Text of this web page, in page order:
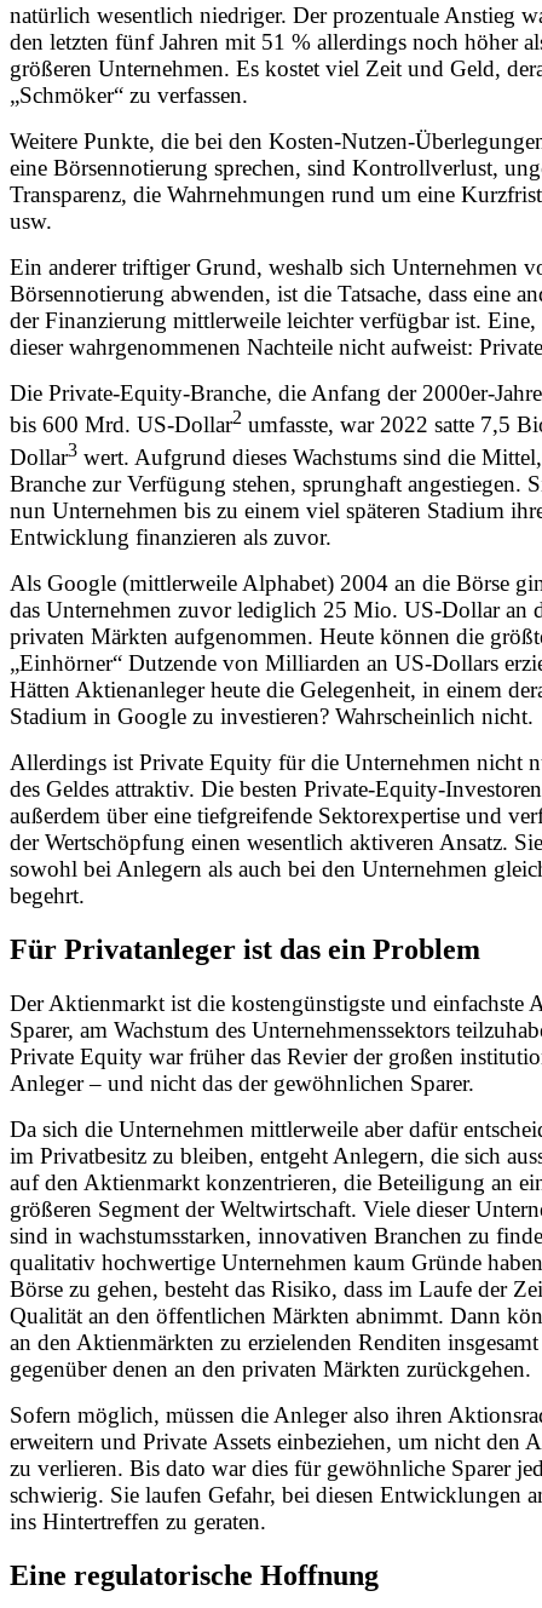
natürlich wesentlich niedriger. Der prozentuale Anstieg
den letzten fünf Jahren mit 51 % allerdings noch höher
größeren Unternehmen. Es kostet viel Zeit und Geld,
„Schmöker“ zu verfassen.
Weitere Punkte, die bei den Kosten-Nutzen-
eine Börsennotierung sprechen, sind Kontrollverlust,
Transparenz, die Wahrnehmungen rund um eine
usw.
Ein anderer triftiger Grund, weshalb sich Unternehmen
Börsennotierung abwenden, ist die Tatsache, dass eine
der Finanzierung mittlerweile leichter verfügbar ist. Eine,
dieser wahrgenommenen Nachteile nicht aufweist:
Die Private-Equity-Branche, die Anfang der 2000er-
bis 600 Mrd. US-Dollar2 umfasste, war 2022 satte 7,5
Dollar3 wert. Aufgrund dieses Wachstums sind die
Branche zur Verfügung stehen, sprunghaft angestiegen.
nun Unternehmen bis zu einem viel späteren Stadium
Entwicklung finanzieren als zuvor.
Als Google (mittlerweile Alphabet) 2004 an die Börse
das Unternehmen zuvor lediglich 25 Mio. US-Dollar an
privaten Märkten aufgenommen. Heute können die
„Einhörner“ Dutzende von Milliarden an US-Dollars
Hätten Aktienanleger heute die Gelegenheit, in einem
Stadium in Google zu investieren? Wahrscheinlich nicht.
Allerdings ist Private Equity für die Unternehmen nicht
des Geldes attraktiv. Die besten Private-Equity-
außerdem über eine tiefgreifende Sektorexpertise und
der Wertschöpfung einen wesentlich aktiveren Ansatz.
sowohl bei Anlegern als auch bei den Unternehmen
begehrt.
Für Privatanleger ist das ein Problem
Der Aktienmarkt ist die kostengünstigste und einfachste
Sparer, am Wachstum des Unternehmenssektors
Private Equity war früher das Revier der großen
Anleger – und nicht das der gewöhnlichen Sparer.
Da sich die Unternehmen mittlerweile aber dafür
im Privatbesitz zu bleiben, entgeht Anlegern, die sich
auf den Aktienmarkt konzentrieren, die Beteiligung an
größeren Segment der Weltwirtschaft. Viele dieser
sind in wachstumsstarken, innovativen Branchen zu
qualitativ hochwertige Unternehmen kaum Gründe
Börse zu gehen, besteht das Risiko, dass im Laufe der
Qualität an den öffentlichen Märkten abnimmt. Dann
an den Aktienmärkten zu erzielenden Renditen
gegenüber denen an den privaten Märkten zurückgehen.
Sofern möglich, müssen die Anleger also ihren
erweitern und Private Assets einbeziehen, um nicht den
zu verlieren. Bis dato war dies für gewöhnliche Sparer
schwierig. Sie laufen Gefahr, bei diesen Entwicklungen
ins Hintertreffen zu geraten.
Eine regulatorische Hoffnung